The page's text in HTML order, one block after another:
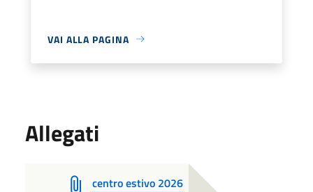
VAI ALLA PAGINA
Allegati
centro estivo 2026